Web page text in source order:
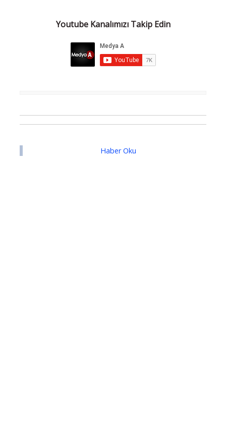
Youtube Kanalımızı Takip Edin
Haber Oku